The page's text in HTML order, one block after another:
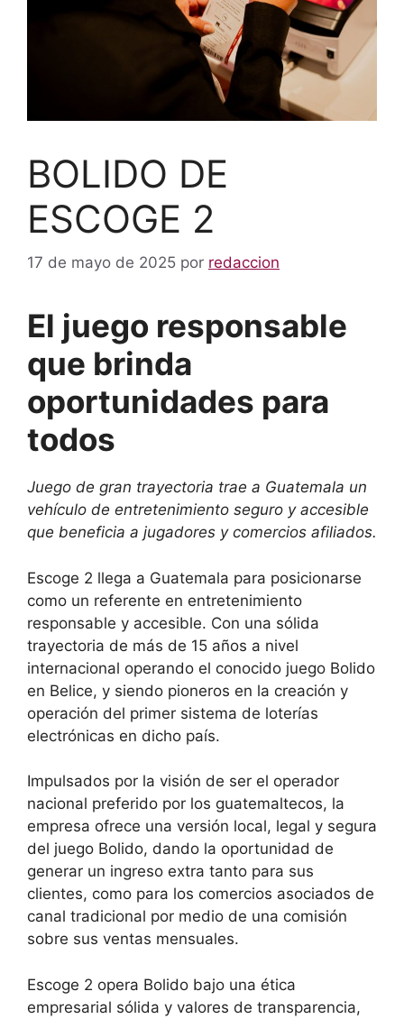
BOLIDO DE
ESCOGE 2
17 de mayo de 2025 por redaccion
El juego responsable
que brinda
oportunidades para
todos
Juego de gran trayectoria trae a Guatemala un
vehículo de entretenimiento seguro y accesible
que beneficia a jugadores y comercios afiliados.
Escoge 2 llega a Guatemala para posicionarse
como un referente en entretenimiento
responsable y accesible. Con una sólida
trayectoria de más de 15 años a nivel
internacional operando el conocido juego Bolido
en Belice, y siendo pioneros en la creación y
operación del primer sistema de loterías
electrónicas en dicho país.
Impulsados por la visión de ser el operador
nacional preferido por los guatemaltecos, la
empresa ofrece una versión local, legal y segura
del juego Bolido, dando la oportunidad de
generar un ingreso extra tanto para sus
clientes, como para los comercios asociados de
canal tradicional por medio de una comisión
sobre sus ventas mensuales.
Escoge 2 opera Bolido bajo una ética
empresarial sólida y valores de transparencia,